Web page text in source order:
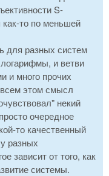
S-
как-то по меньшей
для разных систем
и ветви
и много прочих
этом смысл
некий
очередное
то качественный
разных
зависит от того, как
системы.